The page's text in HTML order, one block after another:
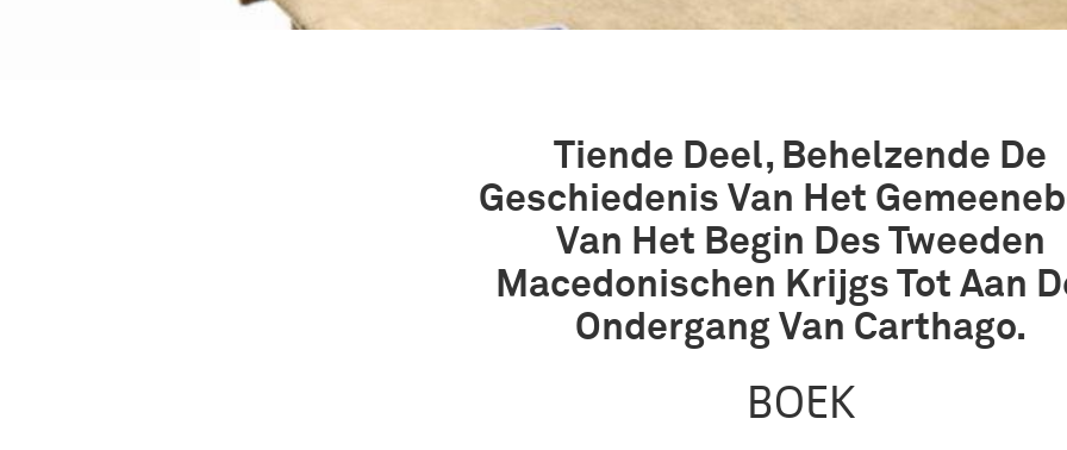
Tiende Deel, Behelzende De
Geschiedenis Van Het
Van Het Begin Des Tweeden
Macedonischen Krijgs Tot Aan
Ondergang Van Carthago.
BOEK